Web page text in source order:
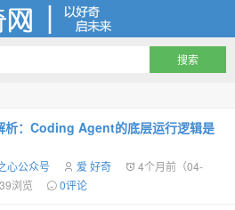
析：Coding Agent的底层运行逻辑是
心公众号 爱 好奇
4个月前（04-
浏览 0评论